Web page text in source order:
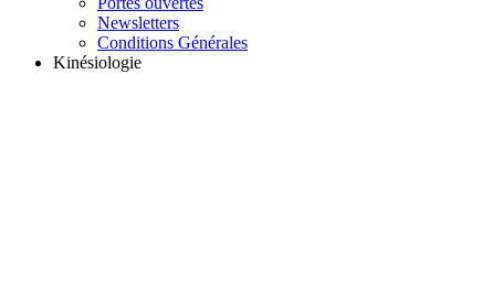
Newsletters
Conditions Générales
Kinésiologie